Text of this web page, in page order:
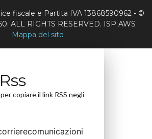
fiscale e Partita IVA 13868590962 - ©
ALL RIGHTS RESERVED. ISP AWS
Mappa del sito
copiare il link RSS negli